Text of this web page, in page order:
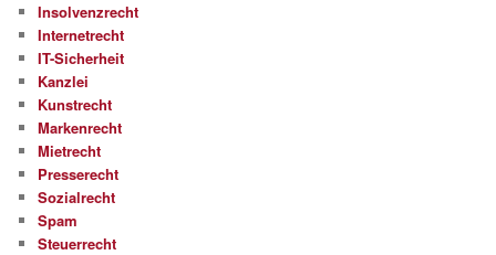
Insolvenzrecht
Internetrecht
IT-Sicherheit
Kanzlei
Kunstrecht
Markenrecht
Mietrecht
Presserecht
Sozialrecht
Spam
Steuerrecht